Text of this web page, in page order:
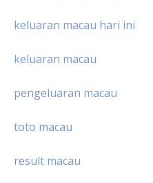
keluaran macau hari ini
keluaran macau
pengeluaran macau
toto macau
result macau